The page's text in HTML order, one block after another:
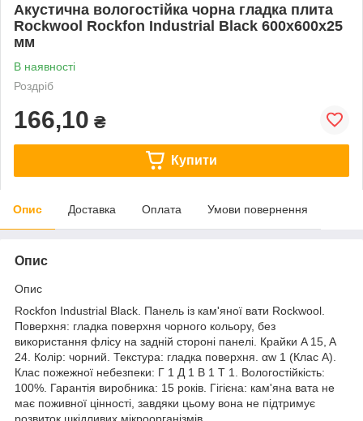
Акустична вологостійка чорна гладка плита
Rockwool Rockfon Industrial Black 600x600x25
мм
В наявності
Роздріб
166,10 ₴
Купити
Опис Доставка Оплата Умови повернення
Опис
Опис
Rockfon Industrial Black. Панель із кам'яної вати Rockwool.
Поверхня: гладка поверхня чорного кольору, без
використання флісу на задній стороні панелі. Крайки A 15, A
24. Колір: чорний. Текстура: гладка поверхня. αw 1 (Клас А).
Клас пожежної небезпеки: Г 1 Д 1 В 1 Т 1. Вологостійкість:
100%. Гарантія виробника: 15 років. Гігієна: кам'яна вата не
має поживної цінності, завдяки цьому вона не підтримує
розвиток шкідливих мікроорганізмів.